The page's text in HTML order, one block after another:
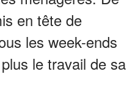
en tête de
les week-ends
le travail de sa